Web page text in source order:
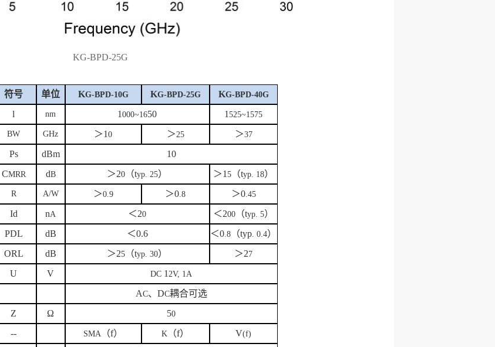
KG-BPD-25G
符号 单位 KG-BPD-10G KG-BPD-25G KG-BPD-40G
l nm 1 000~1650 1 525~1575
BW GHz ＞1 0 ＞ 25 ＞37
Ps dBm
10
CMRR dB ＞20 （typ. 25） ＞1 5 （typ. 18）
R A/W ＞0.9 ＞0 .8 ＞0.45
Id nA ＜20 ＜200 （typ. 5）
PDL dB ＜0.6 ＜0 .8 （typ . 0.4）
ORL dB ＞25 （typ. 30） ＞27
U V DC 1 2V, 1A
AC、 DC耦合可选
Z Ω 50
-- SMA （f） K （f） V(f)